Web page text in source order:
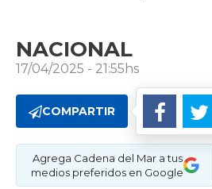
NACIONAL
17/04/2025 - 21:55hs
COMPARTIR
Agrega Cadena del Mar a tus
medios preferidos en Google